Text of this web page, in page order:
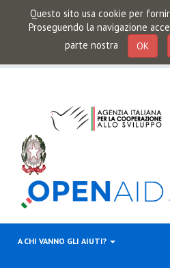
Questo sito usa cookie per
Proseguendo la navigazione
parte nostra
OK
A CHI VANNO GLI AIUTI?